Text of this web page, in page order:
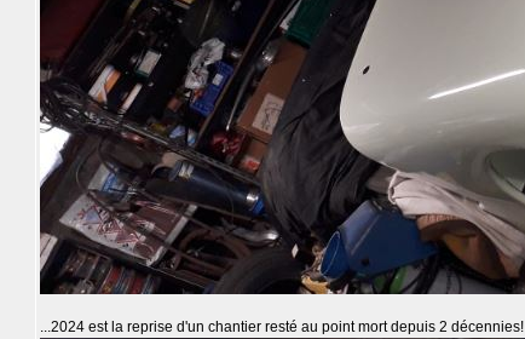
...2024 est la reprise d'un chantier resté au point mort depuis 2 décennies!